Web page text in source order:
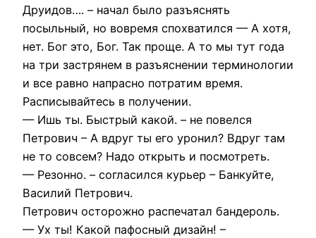
Друидов…. – начал было разъяснять
посыльный, но вовремя спохватился — А хотя,
нет. Бог это, Бог. Так проще. А то мы тут года
на три застрянем в разъяснении терминологии
и все равно напрасно потратим время.
Расписывайтесь в получении.
— Ишь ты. Быстрый какой. – не повелся
Петрович – А вдруг ты его уронил? Вдруг там
не то совсем? Надо открыть и посмотреть.
— Резонно. – согласился курьер – Банкуйте,
Василий Петрович.
Петрович осторожно распечатал бандероль.
— Ух ты! Какой пафосный дизайн! –